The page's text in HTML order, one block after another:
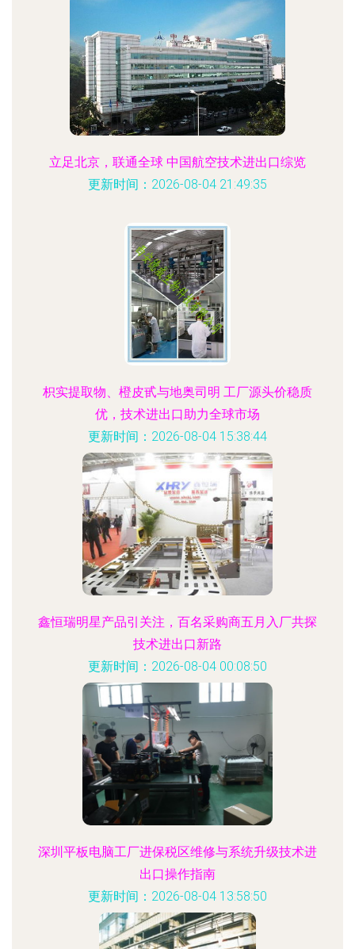
立足北京，联通全球 中国航空技术进出口综览
更新时间：2026-08-04 21:49:35
枳实提取物、橙皮甙与地奥司明 工厂源头价稳质
优，技术进出口助力全球市场
更新时间：2026-08-04 15:38:44
鑫恒瑞明星产品引关注，百名采购商五月入厂共探
技术进出口新路
更新时间：2026-08-04 00:08:50
深圳平板电脑工厂进保税区维修与系统升级技术进
出口操作指南
更新时间：2026-08-04 13:58:50